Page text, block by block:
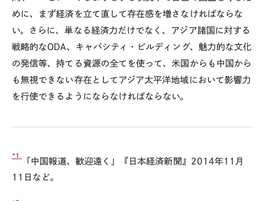
めに、まず経済を立て直して存在感を増さなければならな
い。さらに、単なる経済力だけでなく、アジア諸国に対する
戦略的なODA、キャパシティ・ビルディング、魅力的な文化
の発信等、持てる資源の全てを使って、米国からも中国から
も無視できない存在としてアジア太平洋地域において影響力
を行使できるようにならなければならない。
*1
「中国報道、歓迎遠く」『日本経済新聞』2014年11月
11日など。